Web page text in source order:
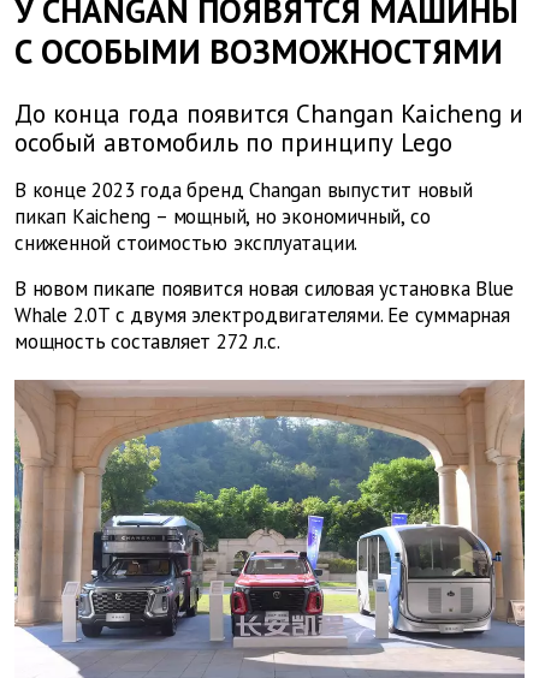
У CHANGAN ПОЯВЯТСЯ МАШИНЫ
С ОСОБЫМИ ВОЗМОЖНОСТЯМИ
До конца года появится Changan Kaicheng и
особый автомобиль по принципу Lego
В конце 2023 года бренд Changan выпустит новый
пикап Kaicheng – мощный, но экономичный, со
сниженной стоимостью эксплуатации.
В новом пикапе появится новая силовая установка Blue
Whale 2.0T с двумя электродвигателями. Ее суммарная
мощность составляет 272 л.с.